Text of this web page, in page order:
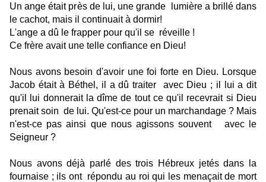
Un ange était près de lui, une grande
lumière a brillé dans
le cachot, mais il continuait à dormir!
L'ange a dû le frapper pour qu'il se réveille !
Ce frère avait une telle confiance en Dieu!
Nous avons besoin d'avoir une foi forte en Dieu. Lorsque
Jacob était à Béthel, il a dû traiter
avec Dieu ; il lui a dit
qu'il lui donnerait la dîme de tout ce qu'il recevrait si Dieu
prenait soin de lui. Qu'est-ce pour un marchandage ? Mais
n'est-ce pas ainsi que nous agissons souvent
avec le
Seigneur ?
Nous avons déjà parlé des trois Hébreux jetés dans la
fournaise ; ils ont répondu au roi qui les menaçait de mort